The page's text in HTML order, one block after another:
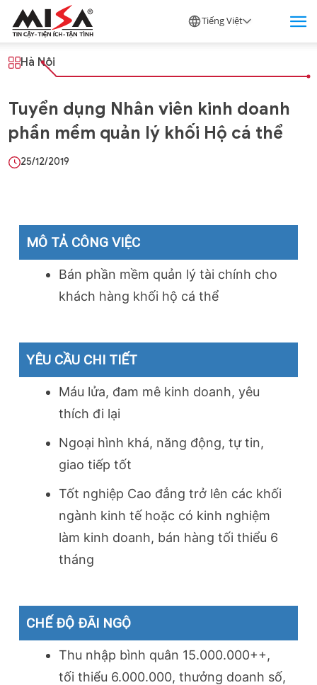
Tiếng Việt
Hà Nội
Tuyển dụng Nhân viên kinh doanh
phần mềm quản lý khối Hộ cá thể
25/12/2019
MÔ TẢ CÔNG VIỆC
Bán phần mềm quản lý tài chính cho
khách hàng khối hộ cá thể
YÊU CẦU CHI TIẾT
Máu lửa, đam mê kinh doanh, yêu
thích đi lại
Ngoại hình khá, năng động, tự tin,
giao tiếp tốt
Tốt nghiệp Cao đẳng trở lên các khối
ngành kinh tế hoặc có kinh nghiệm
làm kinh doanh, bán hàng tối thiểu 6
tháng
CHẾ ĐỘ ĐÃI NGỘ
Thu nhập bình quân 15.000.000++,
tối thiểu 6.000.000, thưởng doanh số,